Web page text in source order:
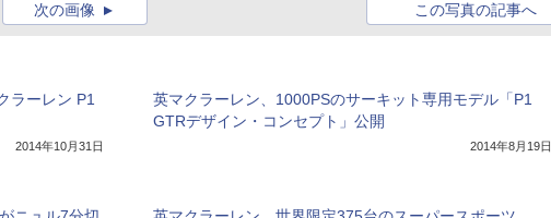
この写真の記事へ
次の画像
ラーレン P1
2014年10月31日
英マクラーレン、1000PSのサーキット専用モデル「P1
GTRデザイン・コンセプト」公開
2014年8月19日